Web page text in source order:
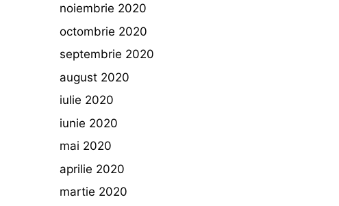
noiembrie 2020
octombrie 2020
septembrie 2020
august 2020
iulie 2020
iunie 2020
mai 2020
aprilie 2020
martie 2020